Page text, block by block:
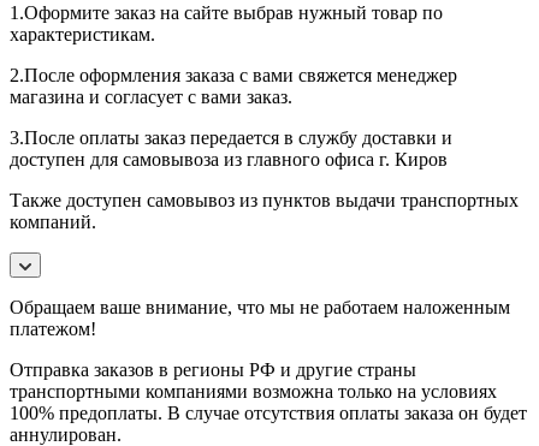
1.Оформите заказ на сайте выбрав нужный товар по
характеристикам.
2.После оформления заказа с вами свяжется менеджер
магазина и согласует с вами заказ.
3.После оплаты заказ передается в службу доставки и
доступен для самовывоза из главного офиса г. Киров
Также доступен самовывоз из пунктов выдачи транспортных
компаний.
Обращаем ваше внимание, что мы не работаем наложенным
платежом!
Отправка заказов в регионы РФ и другие страны
транспортными компаниями возможна только на условиях
100% предоплаты. В случае отсутствия оплаты заказа он будет
аннулирован.